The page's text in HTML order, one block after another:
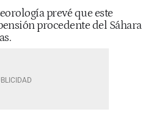
prevé que este
procedente del Sáhara